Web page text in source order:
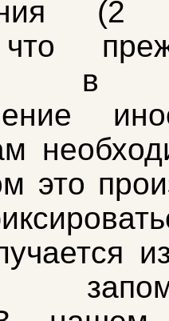
(2
что
в
это